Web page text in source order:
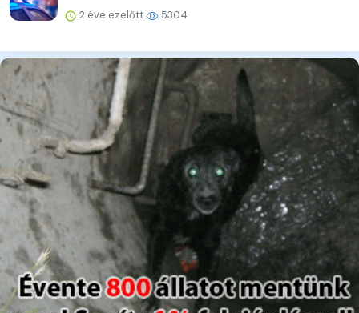
2 éve ezelőtt 5304